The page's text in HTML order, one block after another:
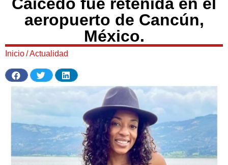
aeropuerto de Cancún,
México.
Inicio/Actualidad